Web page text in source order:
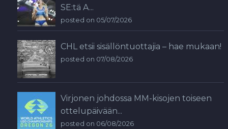
SE:tä A...
posted on 05/07/2026
CHL etsii sisällöntuottajia – hae mukaan!
posted on 07/08/2026
Virjonen johdossa MM-kisojen toiseen
ottelupäivään...
posted on 06/08/2026